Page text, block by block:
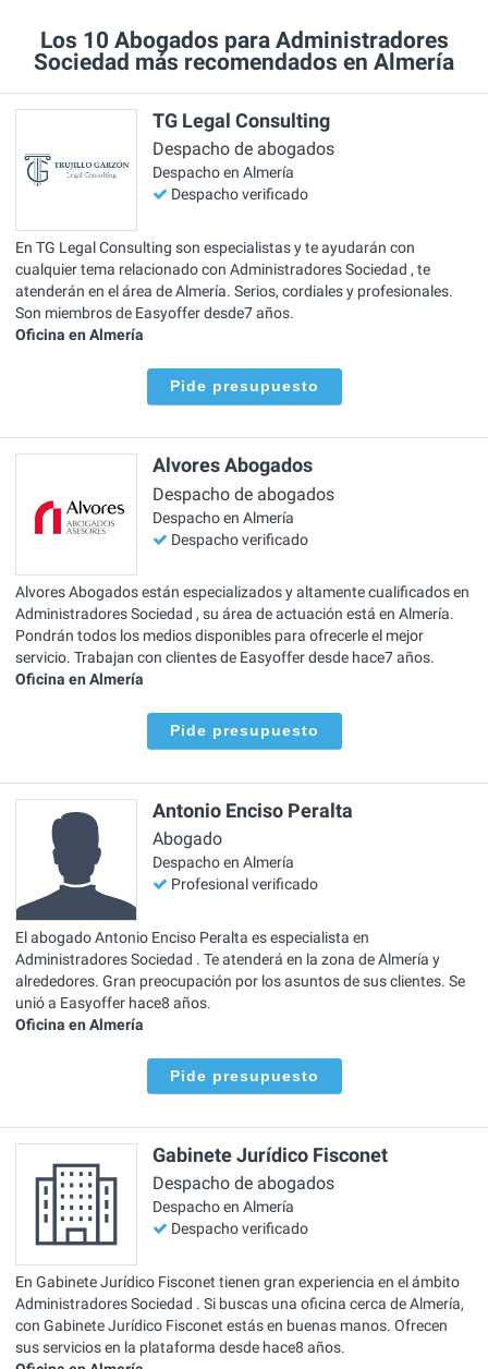
Los 10 Abogados para Administradores
Sociedad más recomendados en Almería
TG Legal Consulting
Despacho de abogados
Despacho en Almería
Despacho verificado
En TG Legal Consulting son especialistas y te ayudarán con
cualquier tema relacionado con Administradores Sociedad , te
atenderán en el área de Almería. Serios, cordiales y profesionales.
Son miembros de Easyoffer desde7 años.
Oficina en Almería
Pide presupuesto
Alvores Abogados
Despacho de abogados
Despacho en Almería
Despacho verificado
Alvores Abogados están especializados y altamente cualificados en
Administradores Sociedad , su área de actuación está en Almería.
Pondrán todos los medios disponibles para ofrecerle el mejor
servicio. Trabajan con clientes de Easyoffer desde hace7 años.
Oficina en Almería
Pide presupuesto
Antonio Enciso Peralta
Abogado
Despacho en Almería
Profesional verificado
El abogado Antonio Enciso Peralta es especialista en
Administradores Sociedad . Te atenderá en la zona de Almería y
alrededores. Gran preocupación por los asuntos de sus clientes. Se
unió a Easyoffer hace8 años.
Oficina en Almería
Pide presupuesto
Gabinete Jurídico Fisconet
Despacho de abogados
Despacho en Almería
Despacho verificado
En Gabinete Jurídico Fisconet tienen gran experiencia en el ámbito
Administradores Sociedad . Si buscas una oficina cerca de Almería,
con Gabinete Jurídico Fisconet estás en buenas manos. Ofrecen
sus servicios en la plataforma desde hace8 años.